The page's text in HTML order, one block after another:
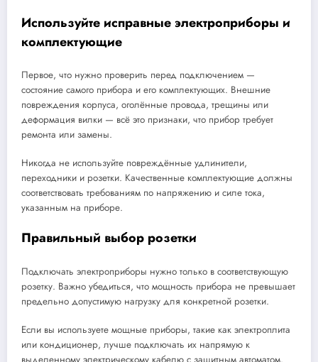
Используйте исправные электроприборы и
комплектующие
Первое, что нужно проверить перед подключением —
состояние самого прибора и его комплектующих. Внешние
повреждения корпуса, оголённые провода, трещины или
деформация вилки — всё это признаки, что прибор требует
ремонта или замены.
Никогда не используйте повреждённые удлинители,
переходники и розетки. Качественные комплектующие должны
соответствовать требованиям по напряжению и силе тока,
указанным на приборе.
Правильный выбор розетки
Подключать электроприборы нужно только в соответствующую
розетку. Важно убедиться, что мощность прибора не превышает
предельно допустимую нагрузку для конкретной розетки.
Если вы используете мощные приборы, такие как электроплита
или кондиционер, лучше подключать их напрямую к